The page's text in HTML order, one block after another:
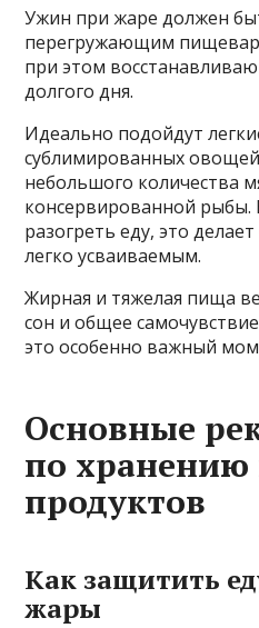
Ужин при жаре должен
перегружающим
при этом
долгого дня.
Идеально подойдут
сублимированных
небольшого количества
консервированной рыбы.
разогреть еду, это
легко усваиваемым.
Жирная и тяжелая пища
сон и общее
это особенно важный
Основные
по хранению
продуктов
Как защитить
жары